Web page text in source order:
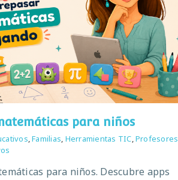
para niños
,Familias Herramientas TIC Profesores
para niños. Descubre apps